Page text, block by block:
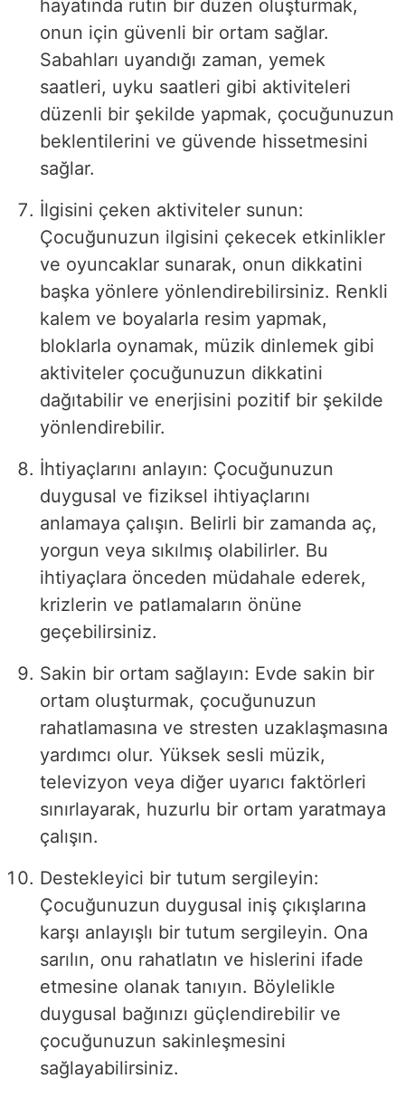
hayatında rutin bir düzen oluşturmak,
onun için güvenli bir ortam sağlar.
Sabahları uyandığı zaman, yemek
saatleri, uyku saatleri gibi aktiviteleri
düzenli bir şekilde yapmak, çocuğunuzun
beklentilerini ve güvende hissetmesini
sağlar.
İlgisini çeken aktiviteler sunun:
Çocuğunuzun ilgisini çekecek etkinlikler
ve oyuncaklar sunarak, onun dikkatini
başka yönlere yönlendirebilirsiniz. Renkli
kalem ve boyalarla resim yapmak,
bloklarla oynamak, müzik dinlemek gibi
aktiviteler çocuğunuzun dikkatini
dağıtabilir ve enerjisini pozitif bir şekilde
yönlendirebilir.
İhtiyaçlarını anlayın: Çocuğunuzun
duygusal ve fiziksel ihtiyaçlarını
anlamaya çalışın. Belirli bir zamanda aç,
yorgun veya sıkılmış olabilirler. Bu
ihtiyaçlara önceden müdahale ederek,
krizlerin ve patlamaların önüne
geçebilirsiniz.
Sakin bir ortam sağlayın: Evde sakin bir
ortam oluşturmak, çocuğunuzun
rahatlamasına ve stresten uzaklaşmasına
yardımcı olur. Yüksek sesli müzik,
televizyon veya diğer uyarıcı faktörleri
sınırlayarak, huzurlu bir ortam yaratmaya
çalışın.
Destekleyici bir tutum sergileyin:
Çocuğunuzun duygusal iniş çıkışlarına
karşı anlayışlı bir tutum sergileyin. Ona
sarılın, onu rahatlatın ve hislerini ifade
etmesine olanak tanıyın. Böylelikle
duygusal bağınızı güçlendirebilir ve
çocuğunuzun sakinleşmesini
sağlayabilirsiniz.